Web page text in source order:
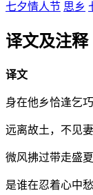
七夕情人节 思乡
译文及注释
译文
身在他乡恰逢乞
远离故土，不见
微风拂过带走盛
是谁在忍着心中